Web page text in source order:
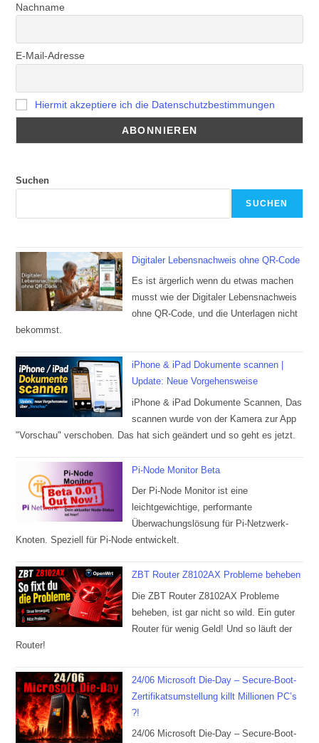
Nachname
E-Mail-Adresse
Hiermit akzeptiere ich die Datenschutzbestimmungen
Suchen
SUCHEN
Digitaler Lebensnachweis ohne QR-Code
Es ist ärgerlich wenn du etwas machen
musst wie der Digitaler Lebensnachweis
ohne QR-Code, und die Unterlagen nicht
bekommst.
iPhone & iPad Dokumente scannen |
Update: Neue Vorgehensweise
iPhone & iPad Dokumente Scannen, Das
scannen wurde von der Kamera zur App
"Vorschau" verschoben. Das hat sich geändert und so geht es jetzt.
Pi-Node Monitor Beta
Der Pi-Node Monitor ist eine
leichtgewichtige, performante
Überwachungslösung für Pi-Netzwerk-
Knoten. Speziell für Pi-Node entwickelt.
ZBT Router Z8102AX Probleme beheben
Die ZBT Router Z8102AX Probleme
beheben, ist gar nicht so wild. Ein guter
Router für wenig Geld! Und so läuft der
Router!
24/06 Microsoft Die-Day – Secure-Boot-
Zertifikatsumstellung killt Millionen PC’s
?!
24/06 Microsoft Die-Day – Secure-Boot-